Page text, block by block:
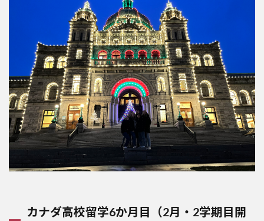
カナダ高校留学6か月目（2月・2学期目開